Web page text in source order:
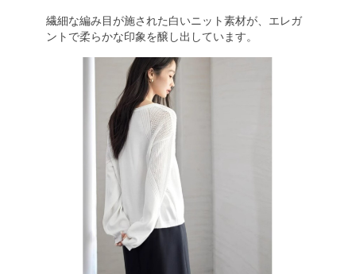
繊細な編み目が施された白いニット素材が、エレガ
ントで柔らかな印象を醸し出しています。